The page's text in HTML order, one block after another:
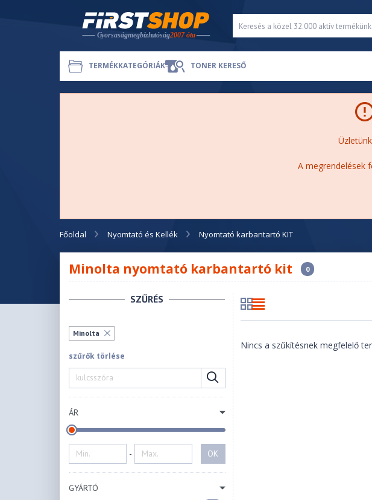
TERMÉKKATEGÓRIÁK TONER KERESŐ
A megrendelések
Főoldal Nyomtató és Kellék Nyomtató karbantartó KIT
Minolta nyomtató karbantartó kit 0
SZŰRÉS
Minolta
szűrők törlése
ÁR
- OK
GYÁRTÓ
Nincs a szűkítésnek megfelelő